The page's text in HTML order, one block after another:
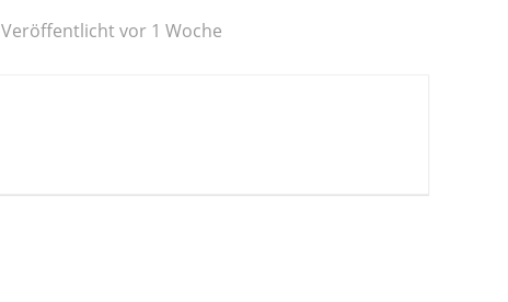
Veröffentlicht vor 1 Woche